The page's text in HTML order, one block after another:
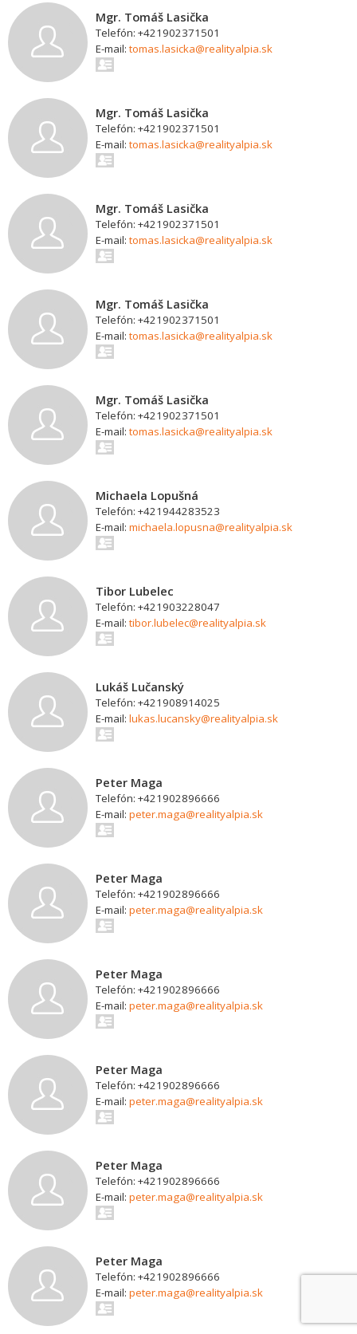
Mgr. Tomáš Lasička
Telefón: +421902371501
E-mail: tomas.lasicka@realityalpia.sk
Mgr. Tomáš Lasička
Telefón: +421902371501
E-mail: tomas.lasicka@realityalpia.sk
Mgr. Tomáš Lasička
Telefón: +421902371501
E-mail: tomas.lasicka@realityalpia.sk
Mgr. Tomáš Lasička
Telefón: +421902371501
E-mail: tomas.lasicka@realityalpia.sk
Mgr. Tomáš Lasička
Telefón: +421902371501
E-mail: tomas.lasicka@realityalpia.sk
Michaela Lopušná
Telefón: +421944283523
E-mail: michaela.lopusna@realityalpia.sk
Tibor Lubelec
Telefón: +421903228047
E-mail: tibor.lubelec@realityalpia.sk
Lukáš Lučanský
Telefón: +421908914025
E-mail: lukas.lucansky@realityalpia.sk
Peter Maga
Telefón: +421902896666
E-mail: peter.maga@realityalpia.sk
Peter Maga
Telefón: +421902896666
E-mail: peter.maga@realityalpia.sk
Peter Maga
Telefón: +421902896666
E-mail: peter.maga@realityalpia.sk
Peter Maga
Telefón: +421902896666
E-mail: peter.maga@realityalpia.sk
Peter Maga
Telefón: +421902896666
E-mail: peter.maga@realityalpia.sk
Peter Maga
Telefón: +421902896666
E-mail: peter.maga@realityalpia.sk